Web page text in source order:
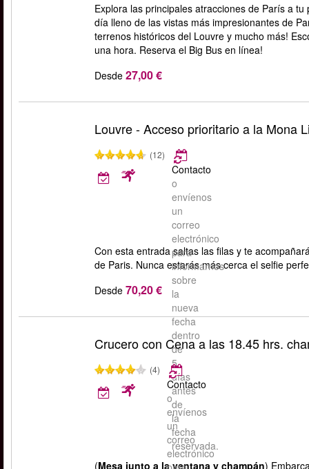
Explora las principales atracciones de París a
día lleno de las vistas más impresionantes de
terrenos históricos del Louvre y mucho más!
una hora. Reserva el Big Bus en línea!
Desde 27,00 €
Louvre - Acceso prioritario a la Mona
(12)
Contacto
o
envíenos
un
correo
electrónico
para
informarnos
sobre
la
nueva
fecha
dentro
de
5
días
antes
de
la
fecha
reservada.
Con esta entrada saltas las filas y te
de Paris. Nunca estarás más cerca el selfie
Desde 70,20 €
Crucero con Cena a las 18.45 hrs.
(4)
Contacto
o
envíenos
un
correo
electrónico
(Mesa junto a la ventana y champán)